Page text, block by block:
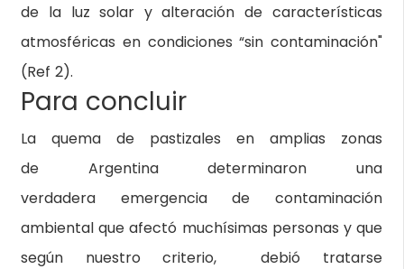
de la luz solar y alteración de características
atmosféricas en condiciones “sin contaminación"
(Ref 2).
Para concluir
La quema de pastizales en amplias zonas
de Argentina determinaron una
verdadera emergencia de contaminación
ambiental que afectó muchísimas personas y que
según nuestro criterio, debió tratarse